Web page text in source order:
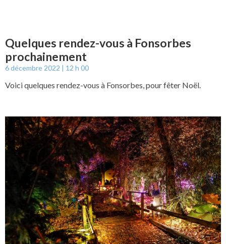
Quelques rendez-vous à Fonsorbes
prochainement
6 décembre 2022 12 h 00
Voici quelques rendez-vous à Fonsorbes, pour fêter Noël.